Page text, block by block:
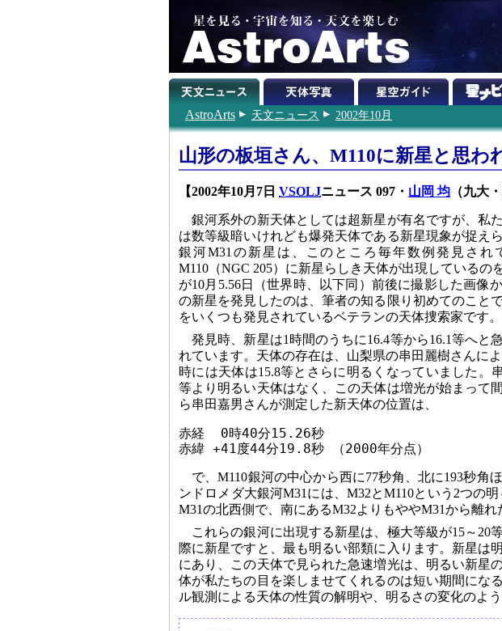
AstroArts 天文ニュース 2002年10月
山形の板垣さん、M110に新星と思わ
【2002年10月7日 VSOLJニュース 097・ 山岡 均 （九大
銀河系外の新天体としては超新星が有名ですが、私
は数等級暗いけれども爆発天体である新星現象が捉え
銀河M31の新星は、このところ毎年数例発見され
M110（NGC 205）に新星らしき天体が出現しているの
が10月5.56日（世界時、以下同）前後に撮影した画像
の新星を発見したのは、筆者の知る限り初めてのこと
をいくつも発見されているベテランの天体捜索家です。
発見時、新星は1時間のうちに16.4等から16.1等へと
れています。天体の存在は、山梨県の串田麗樹さんに
時には天体は15.8等とさらに明るくなっていました。
等より明るい天体はなく、この天体は増光が始まって
ら串田嘉男さんが測定した新天体の位置は、
赤経  0時40分15.26秒
赤緯 +41度44分19.8秒 （2000年分点）
で、M110銀河の中心から西に77秒角、北に193秒角
ンドロメダ大銀河M31には、M32とM110という2つの
M31の北西側で、南にあるM32よりもややM31から離れ
これらの銀河に出現する新星は、極大等級が15～20
際に新星ですと、最も明るい部類に入ります。新星は
にあり、この天体で見られた急速増光は、明るい新星
体が私たちの目を楽しませてくれるのは短い期間にな
ル観測による天体の性質の解明や、明るさの変化のよ